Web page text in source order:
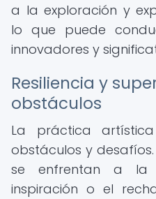
a la exploración y
lo que puede
innovadores y
Resiliencia y
obstáculos
La práctica
obstáculos y
se enfrentan a
inspiración o el